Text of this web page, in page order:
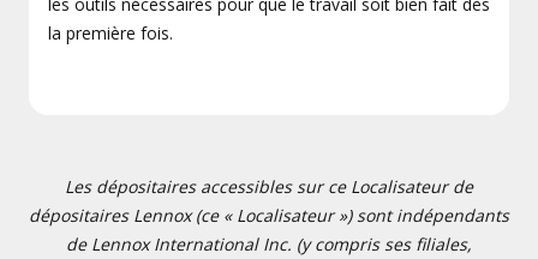
la première fois.
Les dépositaires accessibles sur ce Localisateur de
dépositaires Lennox (ce « Localisateur ») sont indépendants
de Lennox International Inc. (y compris ses filiales,